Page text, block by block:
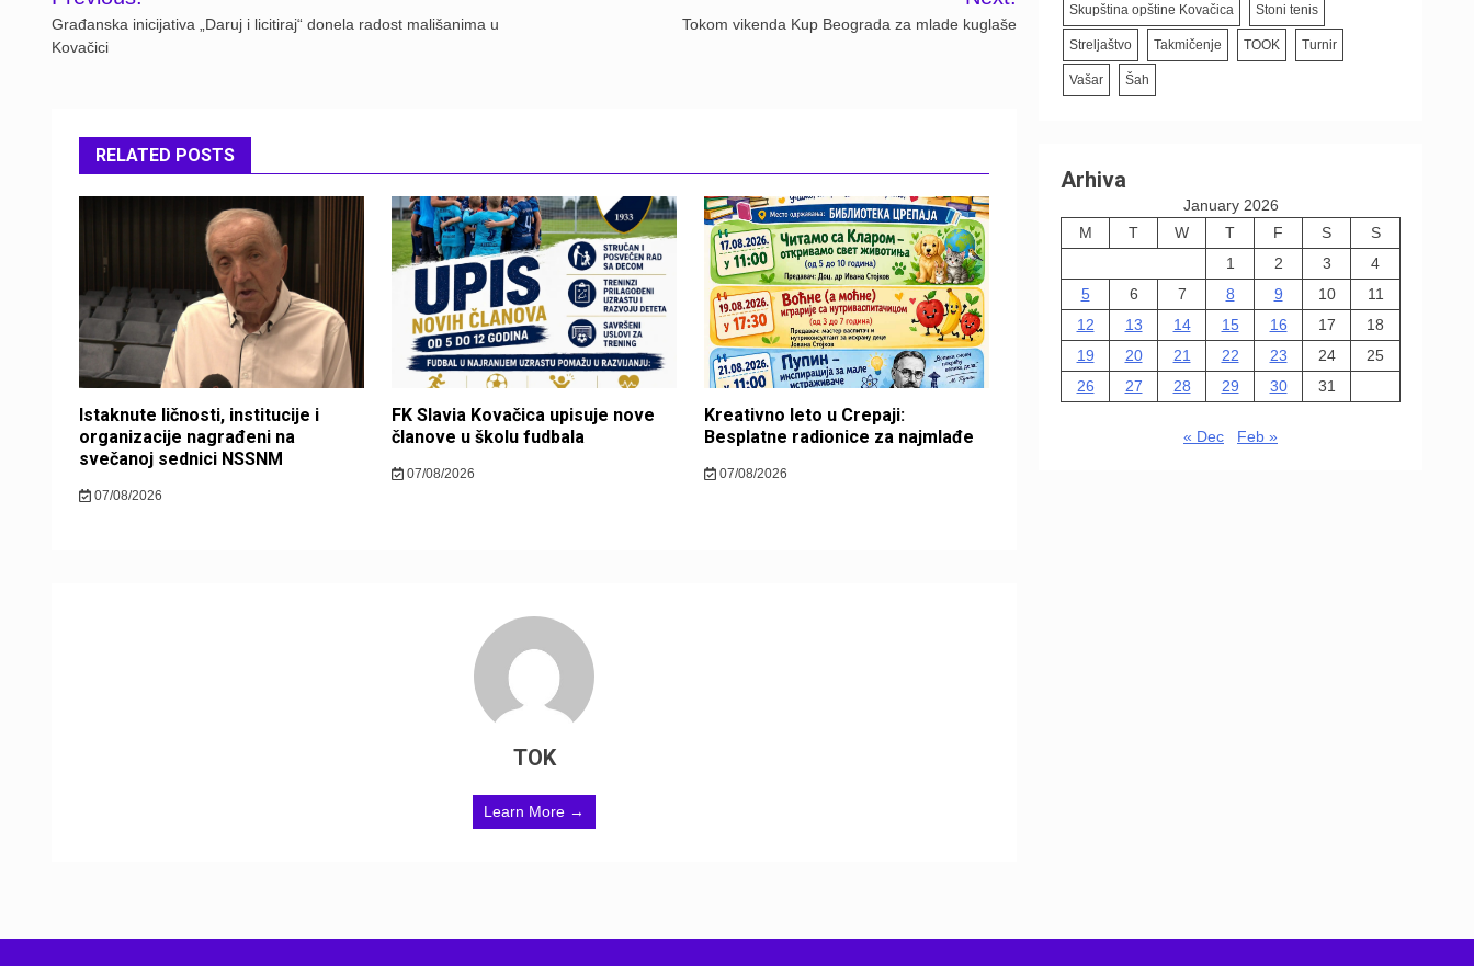
navigation
Građanska inicijativa „Daruj i licitiraj“ donela radost mališanima u
Kovačici
Tokom vikenda Kup Beograda za mlade kuglaše
RELATED POSTS
Istaknute ličnosti, institucije i
organizacije nagrađeni na
svečanoj sednici NSSNM
07/08/2026
FK Slavia Kovačica upisuje nove
članove u školu fudbala
07/08/2026
Kreativno leto u Crepaji:
Besplatne radionice za najmlađe
07/08/2026
TOK
Learn More →
Skupština opštine Kovačica Stoni tenis
Streljaštvo Takmičenje TOOK Turnir
Vašar Šah
Arhiva
January 2026
M
T W T F S
S
1
2 3
4
5
6 7 8 9 10
11
12
13 14 15 16 17
18
19
20 21 22 23 24
25
26
27 28 29 30 31
« Dec Feb »